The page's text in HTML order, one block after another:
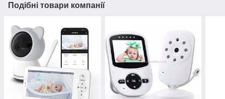
Подібні товари компанії